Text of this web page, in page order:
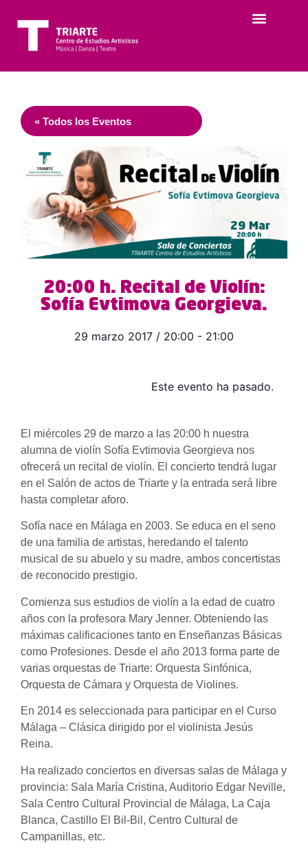
« Todos los Eventos
20:00 h. Recital de Violín:
Sofía Evtimova Georgieva.
29 marzo 2017 / 20:00 - 21:00
Este evento ha pasado.
El miércoles 29 de marzo a las 20:00 h nuestra
alumna de violín Sofía Evtimovia Georgieva nos
ofrecerá un recital de violín. El concierto tendrá lugar
en el Salón de actos de Triarte y la entrada será libre
hasta completar aforo.
Sofía nace en Málaga en 2003. Se educa en el seno
de una familia de artistas, heredando el talento
musical de su abuelo y su madre, ambos concertistas
de reconocido prestigio.
Comienza sus estudios de violín a la edad de cuatro
años con la profesora Mary Jenner. Obteniendo las
máximas calificaciones tanto en Enseñanzas Básicas
como Profesiones. Desde el año 2013 forma parte de
varias orquestas de Triarte: Orquesta Sinfónica,
Orquesta de Cámara y Orquesta de Violines.
En 2014 es seleccionada para participar en el Curso
Málaga – Clásica dirigido por el violinista Jesús
Reina.
Ha realizado conciertos en diversas salas de Málaga y
provincia: Sala María Cristina, Auditorio Edgar Neville,
Sala Centro Cultural Provincial de Málaga, La Caja
Blanca, Castillo El Bil-Bil, Centro Cultural de
Campanillas, etc.